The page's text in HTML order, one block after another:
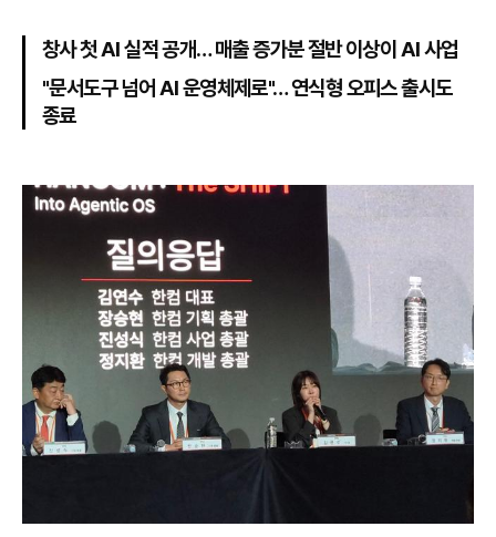
기
창사 첫 AI 실적 공개… 매출 증가분 절반 이상이 AI 사업
"문서도구 넘어 AI 운영체제로"… 연식형 오피스 출시도
종료